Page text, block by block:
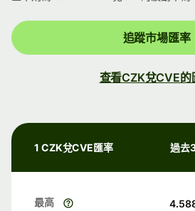
追蹤市場匯率
查看CZK兌CVE的
1 CZK兌CVE匯率 過去
最高